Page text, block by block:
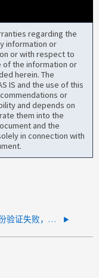
regarding the
information or
or with respect to
of the information or
herein. The
IS and the use of this
or
and depends on
them into the
and the
in connection with
SAML 身份验证失败，出现"无权访问资源"